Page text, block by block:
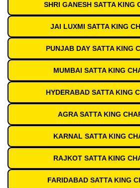
SHRI GANESH SATTA KING
JAI LUXMI SATTA KING
PUNJAB DAY SATTA KING
MUMBAI SATTA KING
HYDERABAD SATTA KING
AGRA SATTA KING
KARNAL SATTA KING
RAJKOT SATTA KING
FARIDABAD SATTA KING